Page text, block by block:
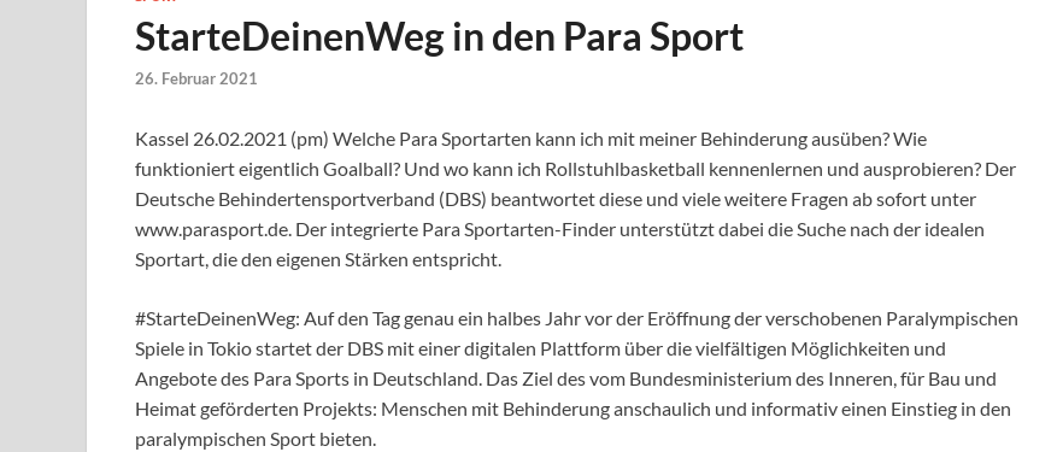
StarteDeinenWeg in den Para Sport
26. Februar 2021
Kassel 26.02.2021 (pm) Welche Para Sportarten kann ich mit meiner Behinderung ausüben? Wie
funktioniert eigentlich Goalball? Und wo kann ich Rollstuhlbasketball kennenlernen und ausprobieren? Der
Deutsche Behindertensportverband (DBS) beantwortet diese und viele weitere Fragen ab sofort unter
www.parasport.de. Der integrierte Para Sportarten-Finder unterstützt dabei die Suche nach der idealen
Sportart, die den eigenen Stärken entspricht.
#StarteDeinenWeg: Auf den Tag genau ein halbes Jahr vor der Eröffnung der verschobenen Paralympischen
Spiele in Tokio startet der DBS mit einer digitalen Plattform über die vielfältigen Möglichkeiten und
Angebote des Para Sports in Deutschland. Das Ziel des vom Bundesministerium des Inneren, für Bau und
Heimat geförderten Projekts: Menschen mit Behinderung anschaulich und informativ einen Einstieg in den
paralympischen Sport bieten.